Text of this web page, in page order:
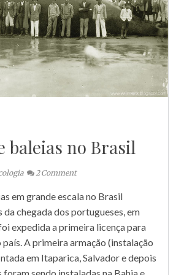
baleias no Brasil
2 Comment
em grande escala no Brasil
da chegada dos portugueses, em
expedida a primeira licença para
país. A primeira armação (instalação
em Itaparica, Salvador e depois